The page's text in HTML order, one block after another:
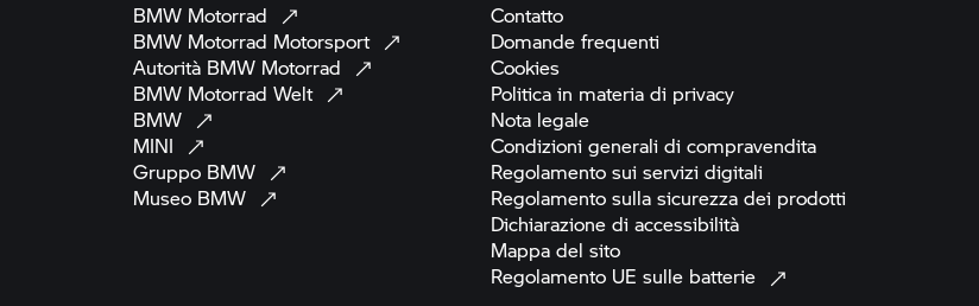
BMW Motorrad
BMW Motorrad Motorsport
Autorità BMW Motorrad
BMW Motorrad Welt
BMW
MINI
Gruppo BMW
Museo BMW
Contatto
Domande frequenti
Cookies
Politica in materia di privacy
Nota legale
Condizioni generali di compravendita
Regolamento sui servizi digitali
Regolamento sulla sicurezza dei prodotti
Dichiarazione di accessibilità
Mappa del sito
Regolamento UE sulle batterie